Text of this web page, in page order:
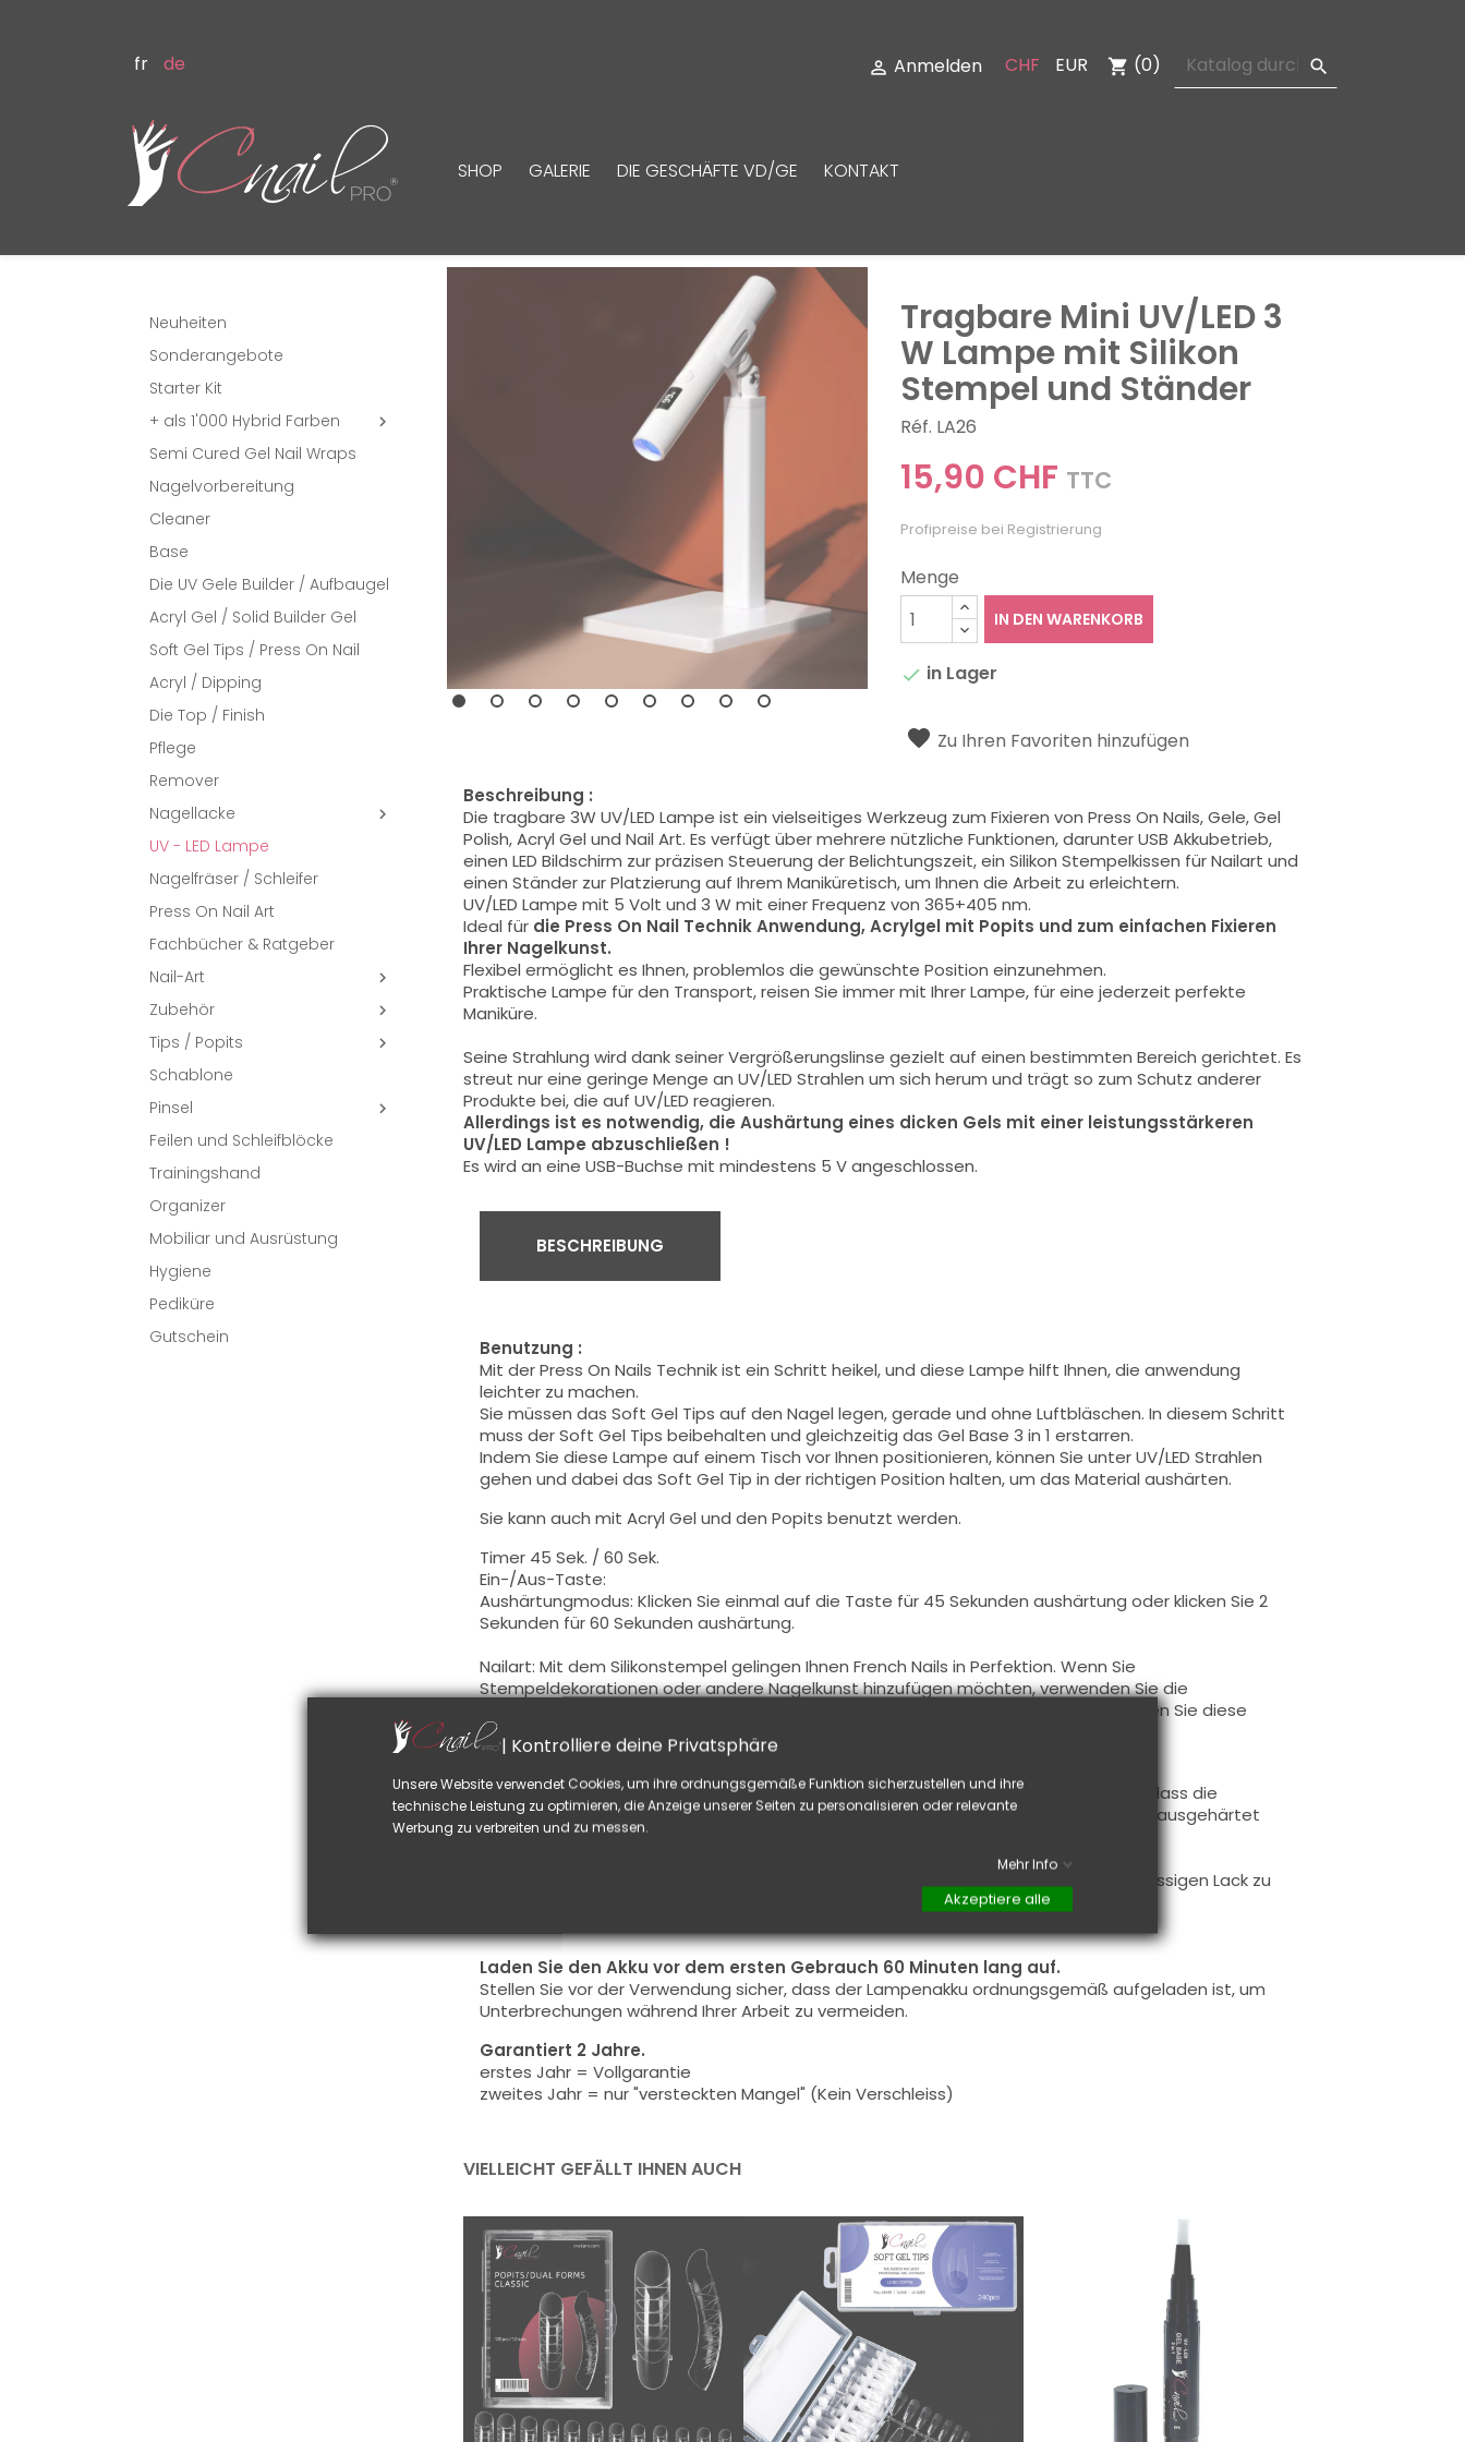
fr de  Anmelden CHF EUR shopping_cart (0) 
SHOP GALERIE DIE GESCHÄFTE VD/GE KONTAKT
Neuheiten
Sonderangebote
Starter Kit
+ als 1'000 Hybrid Farben

Semi Cured Gel Nail Wraps
Nagelvorbereitung
Cleaner
Base
Die UV Gele Builder / Aufbaugel
Acryl Gel / Solid Builder Gel
Soft Gel Tips / Press On Nail
Acryl / Dipping
Die Top / Finish
Pflege
Remover
Nagellacke

UV - LED Lampe
Nagelfräser / Schleifer
Press On Nail Art
Fachbücher & Ratgeber
Nail-Art

Zubehör 
Tips / Popits 
Schablone
Pinsel

Feilen und Schleifblöcke
Trainingshand
Organizer
Mobiliar und Ausrüstung
Hygiene
Pediküre
Gutschein
Tragbare Mini UV/LED 3
W Lampe mit Silikon
Stempel und Ständer
Réf. LA26
15,90 CHF TTC
Profipreise bei Registrierung
Menge
IN DEN WARENKORB
 in Lager
Zu Ihren Favoriten hinzufügen
Beschreibung :
Die tragbare 3W UV/LED Lampe ist ein vielseitiges Werkzeug zum Fixieren von Press On Nails,Gele, Gel
Polish, Acryl Gel und Nail Art. Es verfügt über mehrere nützliche Funktionen, darunter USB Akkubetrieb,
einen LED Bildschirm zur präzisen Steuerung der Belichtungszeit, ein Silikon Stempelkissen für Nailart und
einen Ständer zur Platzierung auf Ihrem Maniküretisch, um Ihnen die Arbeit zu erleichtern.
UV/LED Lampe mit 5 Volt und 3 W mit einer Frequenz von 365+405 nm.
Ideal für die Press On Nail TechnikAnwendung, Acrylgel mit Popits und zum einfachen Fixieren
Ihrer Nagelkunst.
Flexibel ermöglicht es Ihnen, problemlos die gewünschte Position einzunehmen.
Praktische Lampe für den Transport, reisen Sie immer mit Ihrer Lampe, für eine jederzeit perfekte
Maniküre.
Seine Strahlung wird dank seiner Vergrößerungslinse gezielt auf einen bestimmten Bereich gerichtet. Es
streut nur eine geringe Menge an UV/LED Strahlen um sich herum und trägt so zum Schutz anderer
Produkte bei, die auf UV/LED reagieren.
Allerdings ist es notwendig, die Aushärtung eines dicken Gels mit einer leistungsstärkeren
UV/LED Lampe abzuschließen !
Es wird an eine USB-Buchse mit mindestens 5 V angeschlossen.
BESCHREIBUNG
Benutzung :
Mit der Press On Nails Technikist ein Schritt heikel, und diese Lampe hilft Ihnen, die anwendung
leichter zu machen.
Sie müssen das Soft Gel Tips auf den Nagel legen, gerade und ohne Luftbläschen. In diesem Schritt
muss der Soft Gel Tips beibehalten und gleichzeitig das Gel Base 3 in 1 erstarren.
Indem Sie diese Lampe auf einem Tisch vor Ihnen positionieren, können Sie unter UV/LED Strahlen
gehen und dabei das Soft Gel Tip in der richtigen Position halten, um das Material aushärten.
Sie kann auch mit Acryl Gel und den Popits benutzt werden.
Timer 45 Sek. / 60 Sek.
Ein-/Aus-Taste:
Aushärtungmodus: Klicken Sie einmal auf die Taste für 45 Sekunden aushärtung oder klicken Sie 2
Sekunden für60 Sekunden aushärtung.
Nailart: Mit dem Silikonstempel gelingen Ihnen French Nails in Perfektion. Wenn Sie
Stempeldekorationen oder andere Nagelkunst hinzufügen möchten, verwenden Sie die
Silikonhalterung, um das Zubehör an Ihren Nägeln zu befestigen. Anschließend härten Sie diese
Dekorationen mit der Lampe aus.
Die Strahlung konzentriert sich auf ein kleines Gebiet.Achten Sie trotzdem darauf, dass die
anderen Produkte, die auf UV/LED Strahlung in Ihrem Arbeitsbereich reagieren, nicht ausgehärtet
werden.
, um überschüssigen Lack zu
Laden Sie den Akku vor dem ersten Gebrauch 60 Minuten lang auf.
Stellen Sie vor der Verwendung sicher, dass der Lampenakku ordnungsgemäß aufgeladen ist, um
Unterbrechungen während Ihrer Arbeit zu vermeiden.
Garantiert 2 Jahre.
erstes Jahr = Vollgarantie
zweites Jahr = nur "versteckten Mangel" (Kein Verschleiss)
VIELLEICHT GEFÄLLT IHNEN AUCH
| Kontrolliere deine Privatsphäre
Unsere Website verwendet Cookies, um ihre ordnungsgemäße Funktion sicherzustellen und ihre
technische Leistung zu optimieren, die Anzeige unserer Seiten zu personalisieren oder relevante
Werbung zu verbreiten und zu messen.
Mehr Info
Akzeptiere alle